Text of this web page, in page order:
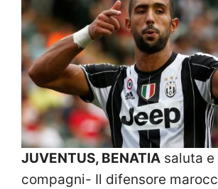
JUVENTUS, BENATIA saluta
compagni- Il difensore